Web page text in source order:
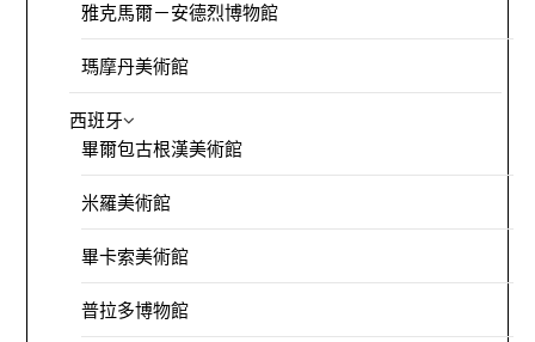
雅克馬爾－安德烈博物館
瑪摩丹美術館
西班牙
畢爾包古根漢美術館
米羅美術館
畢卡索美術館
普拉多博物館